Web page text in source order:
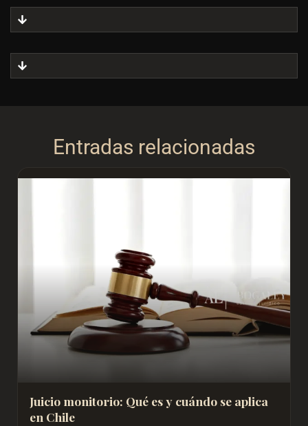
Entradas relacionadas
Juicio monitorio: Qué es y cuándo se aplica
en Chile